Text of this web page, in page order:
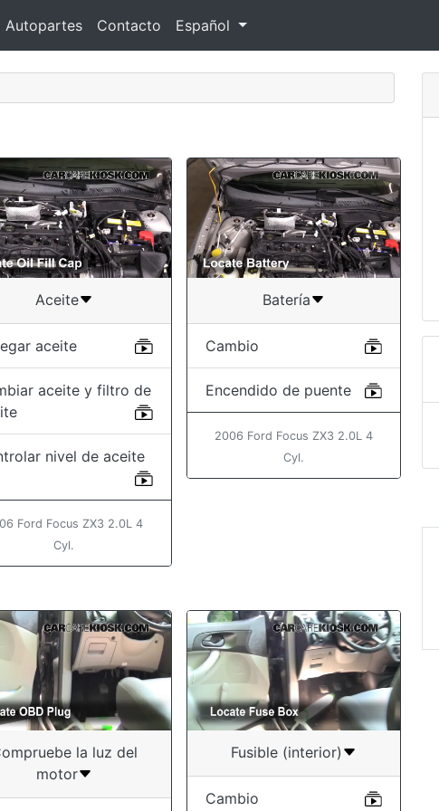
Autopartes Contacto Español
Aceite
aceite
aceite y filtro de
nivel de aceite
Ford Focus ZX3 2.0L 4
Cyl.
Batería
Cambio
Encendido de puente
2006 Ford Focus ZX3 2.0L 4
Cyl.
la luz del
motor
Fusible (interior)
Cambio
“Video was